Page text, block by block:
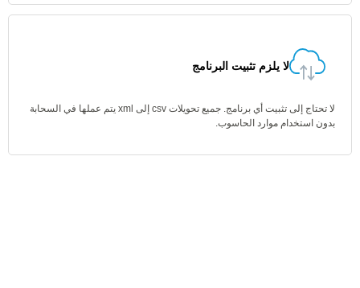
لا يلزم تثبيت البرنامج
لا تحتاج إلى تثبيت أي برنامج. جميع تحويلات csv إلى xml يتم عملها في السحابة
بدون استخدام موارد الحاسوب.